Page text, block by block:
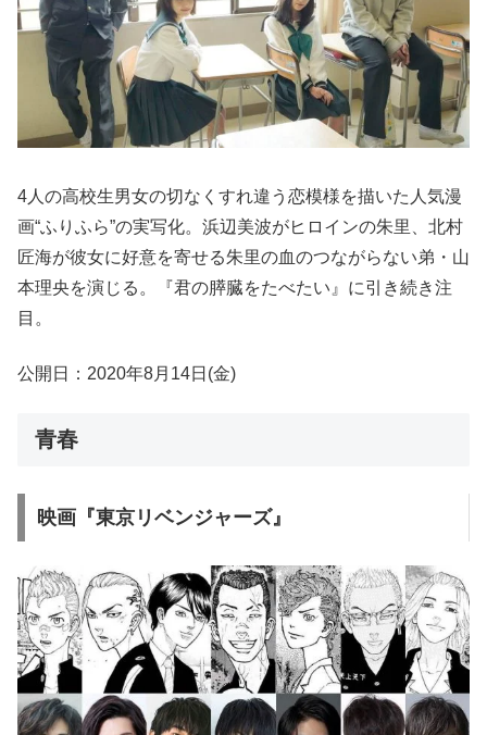
4人の高校生男女の切なくすれ違う恋模様を描いた人気漫
画“ふりふら”の実写化。浜辺美波がヒロインの朱里、北村
匠海が彼女に好意を寄せる朱里の血のつながらない弟・山
本理央を演じる。『君の膵臓をたべたい』に引き続き注
目。
公開日：2020年8月14日(金)
青春
映画『東京リベンジャーズ』